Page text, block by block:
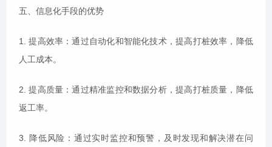
五、信息化手段的优势
1. 提高效率：通过自动化和智能化技术，提高打桩效率，降低
人工成本。
2. 提高质量：通过精准监控和数据分析，提高打桩质量，降低
返工率。
3. 降低风险：通过实时监控和预警，及时发现和解决潜在问